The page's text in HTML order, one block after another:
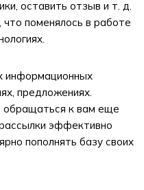
оставить отзыв и т. д.
поменялось в работе
информационных
предложениях.
обращаться к вам еще
эффективно
пополнять базу своих